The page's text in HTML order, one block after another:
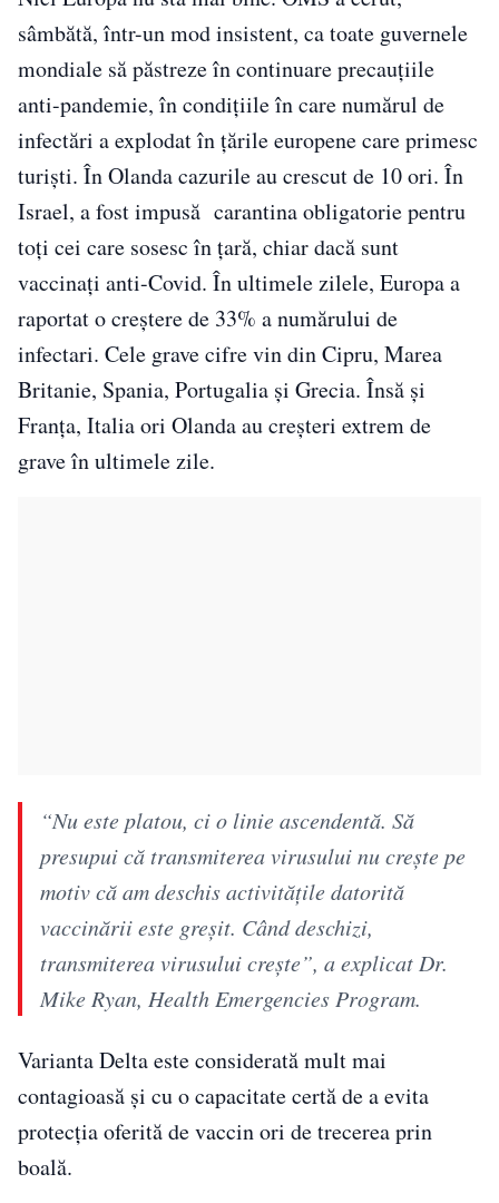
sâmbătă, într-un mod insistent, ca toate guvernele
mondiale să păstreze în continuare precauțiile
anti-pandemie, în condițiile în care numărul de
infectări a explodat în țările europene care primesc
turiști. În Olanda cazurile au crescut de 10 ori. În
Israel, a fost impusă carantina obligatorie pentru
toţi cei care sosesc în țară, chiar dacă sunt
vaccinați anti-Covid. În ultimele zilele, Europa a
raportat o creștere de 33% a numărului de
infectari. Cele grave cifre vin din Cipru, Marea
Britanie, Spania, Portugalia și Grecia. Însă și
Franța, Italia ori Olanda au creșteri extrem de
grave în ultimele zile.
“Nu este platou, ci o linie ascendentă. Să
presupui că transmiterea virusului nu crește pe
motiv că am deschis activitățile datorită
vaccinării este greșit. Când deschizi,
transmiterea virusului crește”, a explicat Dr.
Mike Ryan, Health Emergencies Program.
Varianta Delta este considerată mult mai
contagioasă și cu o capacitate certă de a evita
protecția oferită de vaccin ori de trecerea prin
boală.